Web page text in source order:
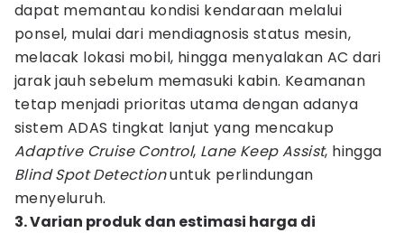
dapat memantau kondisi kendaraan melalui
ponsel, mulai dari mendiagnosis status mesin,
melacak lokasi mobil, hingga menyalakan AC dari
jarak jauh sebelum memasuki kabin. Keamanan
tetap menjadi prioritas utama dengan adanya
sistem ADAS tingkat lanjut yang mencakup
Adaptive Cruise Control, Lane Keep Assist, hingga
Blind Spot Detectionuntuk perlindungan
menyeluruh.
3. Varian produk dan estimasi harga di